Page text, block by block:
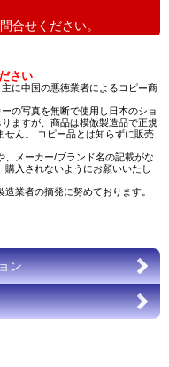
合せください。
さい
に中国の悪徳業者によるコピー商
の写真を無断で使用し日本のショ
ますが、商品は模倣製造品で正規
せん。 コピー品とは知らずに販売
メーカー/ブランド名の記載がな
入されないようにお願いいたし
業者の摘発に努めております。
ン